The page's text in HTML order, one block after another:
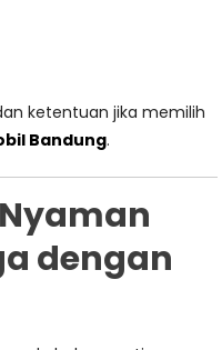
ketentuan jika memilih
Bandung.
dengan